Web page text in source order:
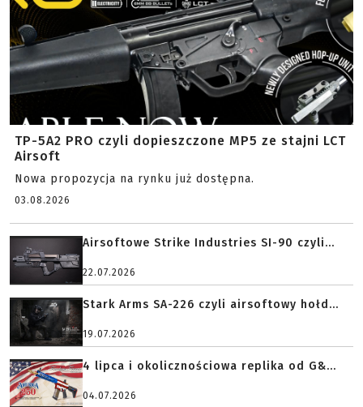
TP-5A2 PRO czyli dopieszczone MP5 ze stajni LCT
Airsoft
Nowa propozycja na rynku już dostępna.
03.08.2026
Airsoftowe Strike Industries SI-90 czyli...
22.07.2026
Stark Arms SA-226 czyli airsoftowy hołd...
19.07.2026
4 lipca i okolicznościowa replika od G&...
04.07.2026